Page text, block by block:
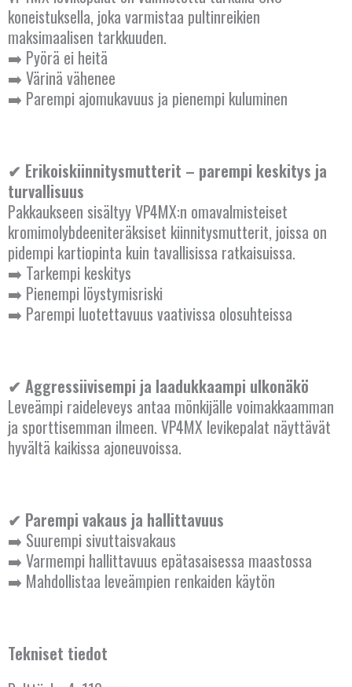
koneistuksella, joka varmistaa pultinreikien
maksimaalisen tarkkuuden.
➡️ Pyörä ei heitä
➡️ Värinä vähenee
➡️ Parempi ajomukavuus ja pienempi kuluminen
✔ Erikoiskiinnitysmutterit – parempi keskitys ja
turvallisuus
Pakkaukseen sisältyy VP4MX:n omavalmisteiset
kromimolybdeeniteräksiset kiinnitysmutterit, joissa on
pidempi kartiopinta kuin tavallisissa ratkaisuissa.
➡️ Tarkempi keskitys
➡️ Pienempi löystymisriski
➡️ Parempi luotettavuus vaativissa olosuhteissa
✔ Aggressiivisempi ja laadukkaampi ulkonäkö
Leveämpi raideleveys antaa mönkijälle voimakkaamman
ja sporttisemman ilmeen. VP4MX levikepalat näyttävät
hyvältä kaikissa ajoneuvoissa.
✔ Parempi vakaus ja hallittavuus
➡️ Suurempi sivuttaisvakaus
➡️ Varmempi hallittavuus epätasaisessa maastossa
➡️ Mahdollistaa leveämpien renkaiden käytön
Tekniset tiedot